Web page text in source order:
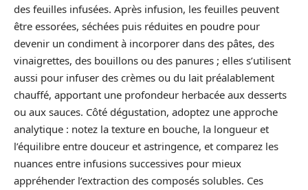
des feuilles infusées. Après infusion, les feuilles peuvent
être essorées, séchées puis réduites en poudre pour
devenir un condiment à incorporer dans des pâtes, des
vinaigrettes, des bouillons ou des panures ; elles s’utilisent
aussi pour infuser des crèmes ou du lait préalablement
chauffé, apportant une profondeur herbacée aux desserts
ou aux sauces. Côté dégustation, adoptez une approche
analytique : notez la texture en bouche, la longueur et
l’équilibre entre douceur et astringence, et comparez les
nuances entre infusions successives pour mieux
appréhender l’extraction des composés solubles. Ces